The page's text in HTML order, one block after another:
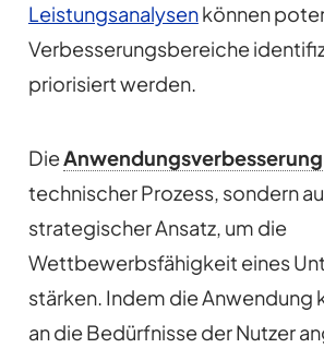
Leistungsanalysenkönnen
Verbesserungsbereiche
priorisiert werden.
DieAnwendungsverbesserung
technischer Prozess, sondern
strategischer Ansatz, um die
Wettbewerbsfähigkeit eines
stärken. Indem die Anwendung
an die Bedürfnisse der Nutzer